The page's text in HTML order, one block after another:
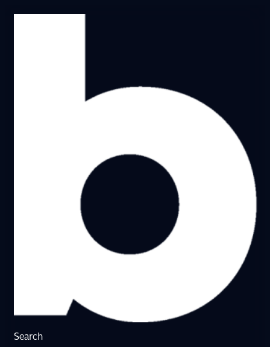
Search